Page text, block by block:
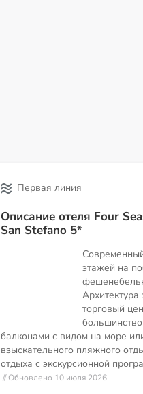
Первая линия
Описание отеля Four
San Stefano 5*
этажей на
торговый
балконами с видом на море
взыскательного пляжного
отдыха с экскурсионной
// Обновлено 10 июля 2026